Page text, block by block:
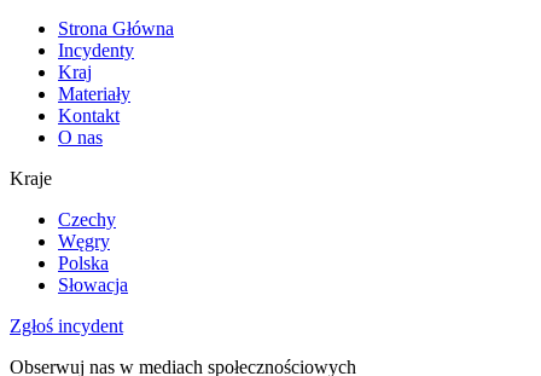
Strona Główna
Incydenty
Kraj
Materiały
Kontakt
O nas
Kraje
Czechy
Węgry
Polska
Słowacja
Zgłoś incydent
Obserwuj nas w mediach społecznościowych